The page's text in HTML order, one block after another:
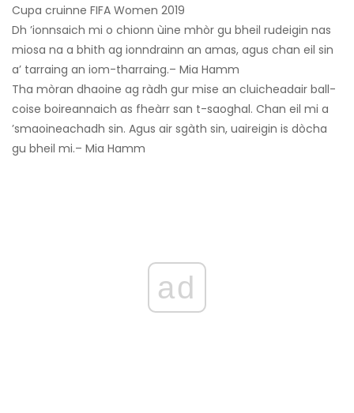
Cupa cruinne FIFA Women 2019
Dh ’ionnsaich mi o chionn ùine mhòr gu bheil rudeigin nas
miosa na a bhith ag ionndrainn an amas, agus chan eil sin
a’ tarraing an iom-tharraing.– Mia Hamm
Tha mòran dhaoine ag ràdh gur mise an cluicheadair ball-
coise boireannaich as fheàrr san t-saoghal. Chan eil mi a
’smaoineachadh sin. Agus air sgàth sin, uaireigin is dòcha
gu bheil mi.– Mia Hamm
ad